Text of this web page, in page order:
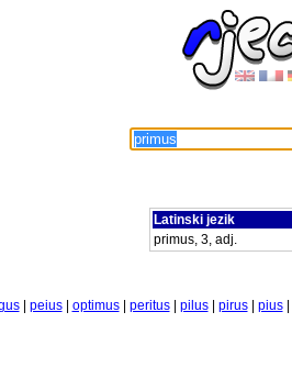
Latinski jezik
primus, 3, adj.
| peius| optimus| peritus| pilus| pirus| pius|